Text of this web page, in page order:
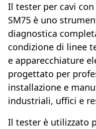
Il tester per cavi
SM75 è uno
diagnostica
condizione di linee
e apparecchiature
progettato per
installazione e
industriali, uffici e
Il tester è utilizzato